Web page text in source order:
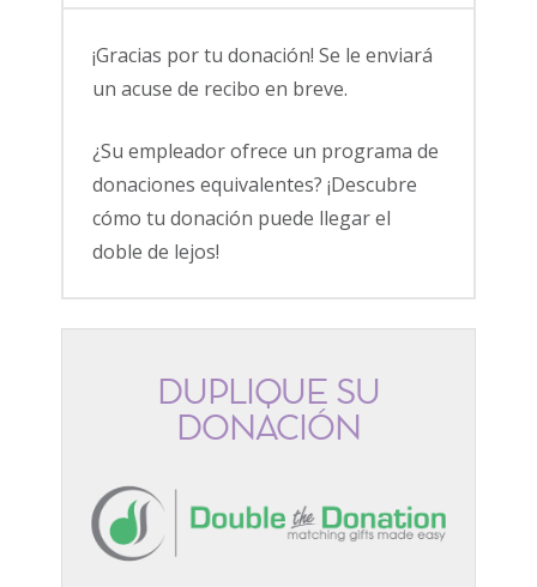
¡Gracias por tu donación! Se le enviará
un acuse de recibo en breve.
¿Su empleador ofrece un programa de
donaciones equivalentes? ¡Descubre
cómo tu donación puede llegar el
doble de lejos!
DUPLIQUE SU
DONACIÓN